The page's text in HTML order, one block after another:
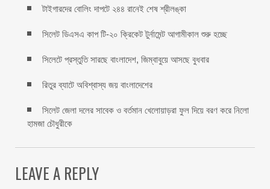
টাইগারদের বোলিং দাপটে ২৪৪ রানেই শেষ শ্রীলঙ্কা
সিলেট ডিএসএ কাপ টি-২০ ক্রিকেট টুর্নামেন্ট আগামীকাল শুরু হচ্ছে
সিলেটে প্রস্তুতি সারছে বাংলাদেশ, জিম্বাবুয়ে আসছে বুধবার
রিতুর ব্যাটে অবিশ্বাস্য জয় বাংলাদেশের
সিলেট জেলা দলের সাবেক ও বর্তমান খেলোয়াড়রা ফুল দিয়ে বরণ করে নিলো
হামজা চৌধুরীকে
LEAVE A REPLY